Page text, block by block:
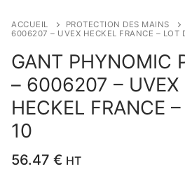
ACCUEIL PROTECTION DES MAINS
6006207 – UVEX HECKEL FRANCE – LOT
GANT PHYNOMIC
– 6006207 – UVEX
HECKEL FRANCE
10
56.47 € HT